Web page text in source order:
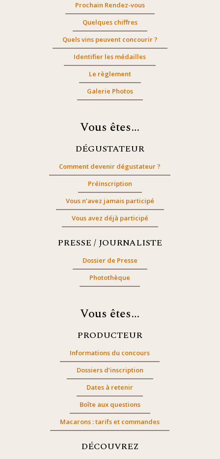
Prochain Rendez-vous
Quelques chiffres
Quels vins peuvent concourir ?
Identifier les médailles
Le règlement
Galerie Photos
Vous êtes…
DÉGUSTATEUR
Comment devenir dégustateur ?
Préinscription
Vous n’avez jamais participé
Vous avez déjà participé
PRESSE / JOURNALISTE
Dossier de Presse
Photothèque
Vous êtes…
PRODUCTEUR
Informations du concours
Dossiers d’inscription
Dates à retenir
Boîte aux questions
Macarons : tarifs et commandes
DÉCOUVREZ